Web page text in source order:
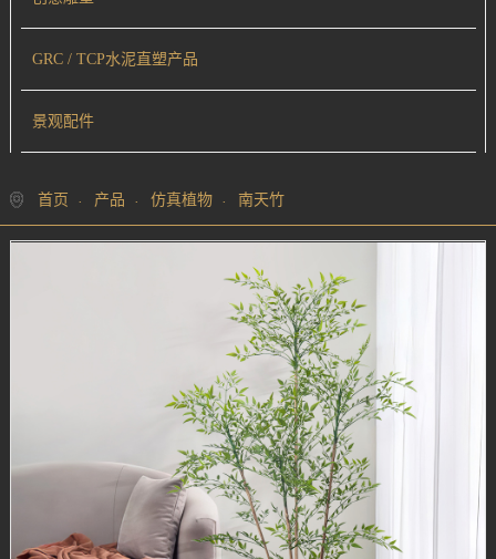
GRC / TCP水泥直塑产品
景观配件
首页 产品 仿真植物 南天竹